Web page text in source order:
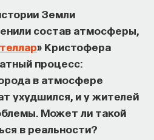
Земли
состав атмосферы,
» Кристофера
процесс:
в атмосфере
ухудшился, и у жителей
Может ли такой
в реальности?
начала
КУРС